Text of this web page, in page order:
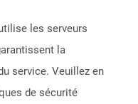
les serveurs
la
service. Veuillez en
de sécurité